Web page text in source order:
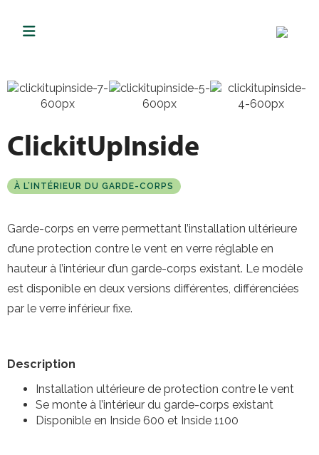
ClickitUpInside
À L’INTÉRIEUR DU GARDE-CORPS
Garde-corps en verre permettant l’installation ultérieure
d’une protection contre le vent en verre réglable en
hauteur à l’intérieur d’un garde-corps existant. Le modèle
est disponible en deux versions différentes, différenciées
par le verre inférieur fixe.
Description
Installation ultérieure de protection contre le vent
Se monte à l’intérieur du garde-corps existant
Disponible en Inside 600 et Inside 1100